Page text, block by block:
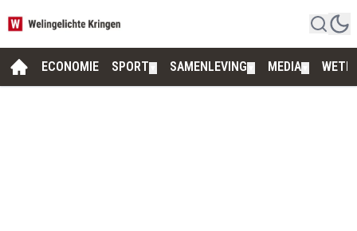
ECONOMIE SPORT SAMENLEVING MEDIA